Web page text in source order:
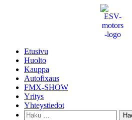
Etusivu
Huolto
Kauppa
Autofixaus
FMX-SHOW
Yritys
Yhteystiedot